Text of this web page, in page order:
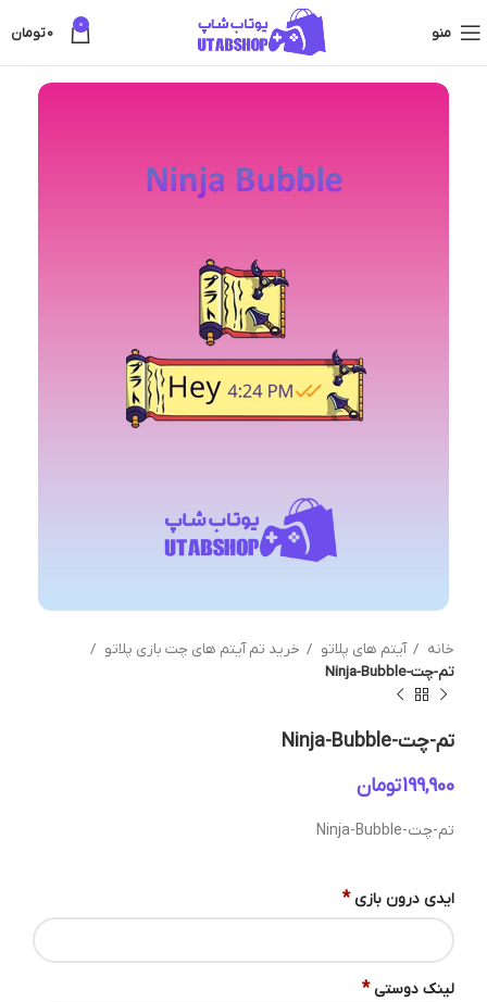
منو 0
0تومان
خانه آیتم های پلاتو
خرید تم آیتم های چت بازی پلاتو
تم-چت-Ninja-Bubble
تم-چت-Ninja-Bubble
تومان
تم-چت-Ninja-Bubble
ایدی درون بازی *
لینک دوستی *